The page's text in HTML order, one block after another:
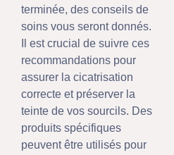
terminée, des conseils de
soins vous seront donnés.
Il est crucial de suivre ces
recommandations pour
assurer la cicatrisation
correcte et préserver la
teinte de vos sourcils. Des
produits spécifiques
peuvent être utilisés pour